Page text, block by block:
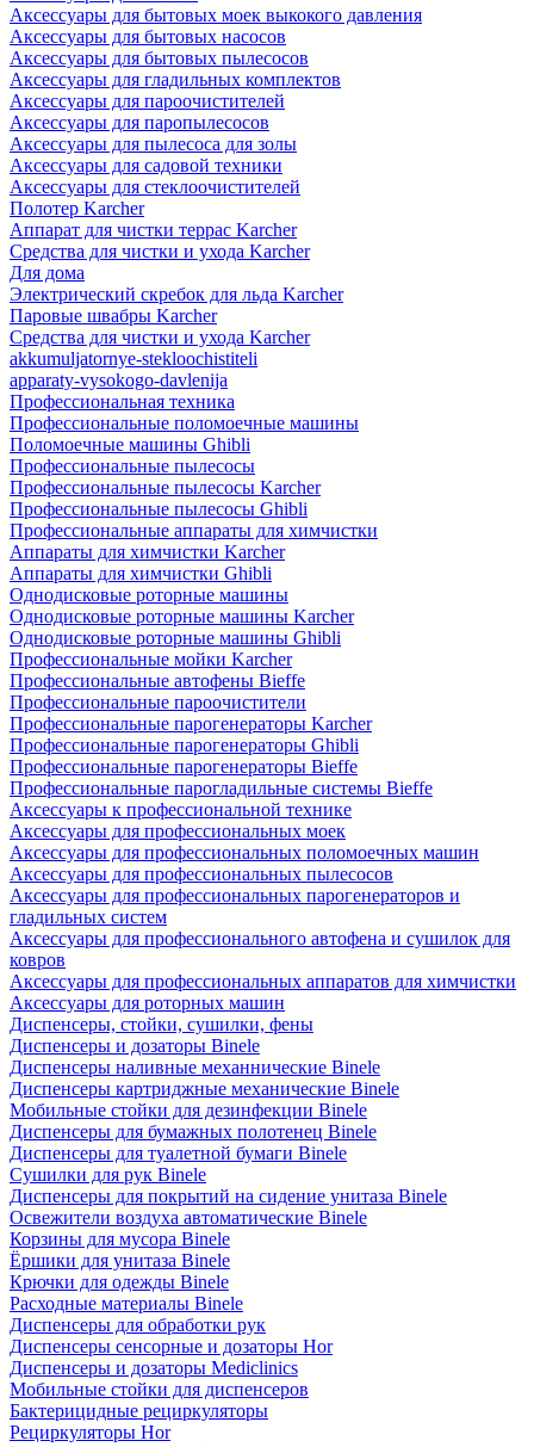
Аксессуары для бытовых моек выкокого давления
Аксессуары для бытовых насосов
Аксессуары для бытовых пылесосов
Аксессуары для гладильных комплектов
Аксессуары для пароочистителей
Аксессуары для паропылесосов
Аксессуары для пылесоса для золы
Аксессуары для садовой техники
Аксессуары для стеклоочистителей
Полотер Karcher
Аппарат для чистки террас Karcher
Средства для чистки и ухода Karcher
Для дома
Электрический скребок для льда Karcher
Паровые швабры Karcher
Средства для чистки и ухода Karcher
akkumuljatornye-stekloochistiteli
apparaty-vysokogo-davlenija
Профессиональная техника
Профессиональные поломоечные машины
Поломоечные машины Ghibli
Профессиональные пылесосы
Профессиональные пылесосы Karcher
Профессиональные пылесосы Ghibli
Профессиональные аппараты для химчистки
Аппараты для химчистки Karcher
Аппараты для химчистки Ghibli
Однодисковые роторные машины
Однодисковые роторные машины Karcher
Однодисковые роторные машины Ghibli
Профессиональные мойки Karcher
Профессиональные автофены Bieffe
Профессиональные пароочистители
Профессиональные парогенераторы Karcher
Профессиональные парогенераторы Ghibli
Профессиональные парогенераторы Bieffe
Профессиональные парогладильные системы Bieffe
Аксессуары к профессиональной технике
Аксессуары для профессиональных моек
Аксессуары для профессиональных поломоечных машин
Аксессуары для профессиональных пылесосов
Аксессуары для профессиональных парогенераторов и
гладильных систем
Аксессуары для профессионального автофена и сушилок для
ковров
Аксессуары для профессиональных аппаратов для химчистки
Аксессуары для роторных машин
Диспенсеры, стойки, сушилки, фены
Диспенсеры и дозаторы Binele
Диспенсеры наливные механнические Binele
Диспенсеры картриджные механические Binele
Мобильные стойки для дезинфекции Binele
Диспенсеры для бумажных полотенец Binele
Диспенсеры для туалетной бумаги Binele
Сушилки для рук Binele
Диспенсеры для покрытий на сидение унитаза Binele
Освежители воздуха автоматические Binele
Корзины для мусора Binele
Ёршики для унитаза Binele
Крючки для одежды Binele
Расходные материалы Binele
Диспенсеры для обработки рук
Диспенсеры сенсорные и дозаторы Hor
Диспенсеры и дозаторы Mediclinics
Мобильные стойки для диспенсеров
Бактерицидные рециркуляторы
Рециркуляторы Hor